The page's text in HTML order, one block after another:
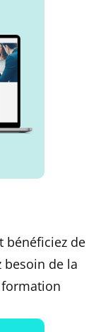
bénéficiez de
de la